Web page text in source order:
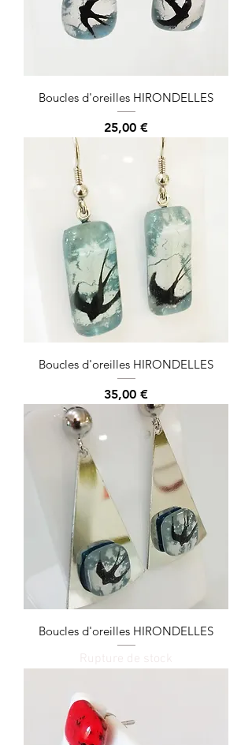
Boucles d'oreilles HIRONDELLES
Prix
25,00 €
Boucles d'oreilles HIRONDELLES
Prix
35,00 €
Boucles d'oreilles HIRONDELLES
Rupture de stock